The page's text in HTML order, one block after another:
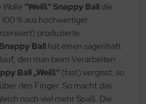
“Weiß“ Snappy Ball die
% aus hochwertiger
produzierte
Ball hat einen sagenhaft
den man beim Verarbeiten
Ball „Weiß“ (fast) vergisst, so
den Finger. So macht das
noch viel mehr Spaß. Die